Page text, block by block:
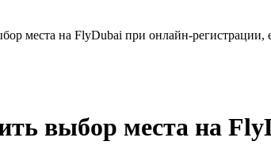
места на FlyDubai при онлайн-регистрации,
выбор места на